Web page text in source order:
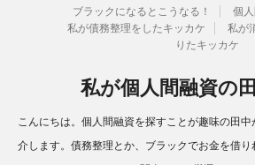
ブラックになるとこうなる！
個
私が債務整理をしたキッカケ
私が
りたキッカケ
私が個人間融資の
こんにちは。個人間融資を探すことが趣味の田
介します。債務整理とか、ブラックでお金を借